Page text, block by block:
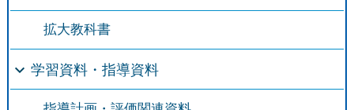
拡大教科書
学習資料・指導資料